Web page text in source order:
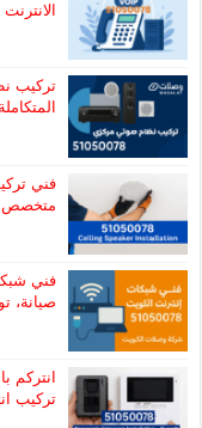
الانترنت DID VOIP الكويت
متخصص
صيانة،
تركيب